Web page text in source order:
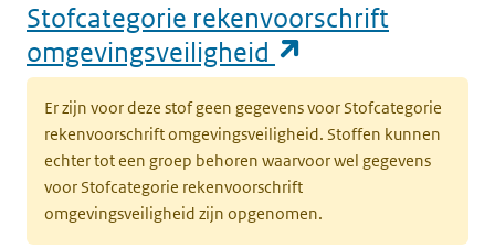
Stofcategorie rekenvoorschrift
omgevingsveiligheid
Er zijn voor deze stof geen gegevens voor Stofcategorie
rekenvoorschrift omgevingsveiligheid. Stoffen kunnen
echter tot een groep behoren waarvoor wel gegevens
voor Stofcategorie rekenvoorschrift
omgevingsveiligheid zijn opgenomen.